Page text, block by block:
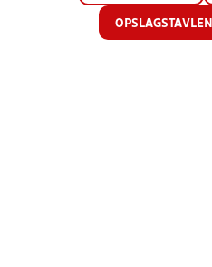
OPSLAGSTAVLEN